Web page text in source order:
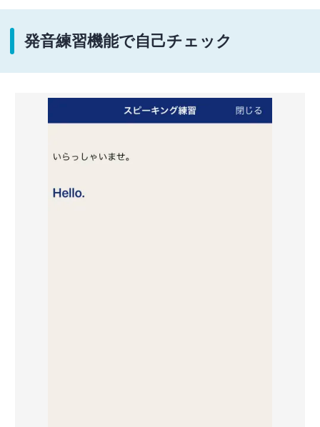
発音練習機能で自己チェック